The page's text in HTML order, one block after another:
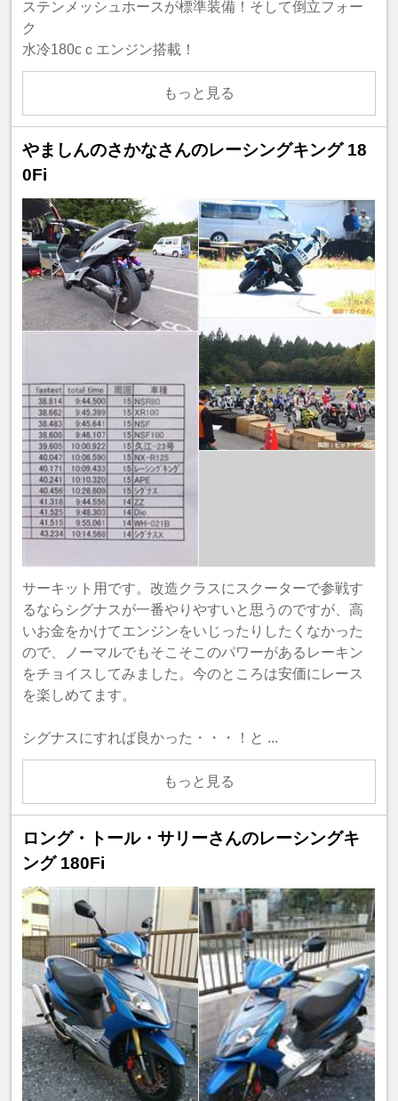
ステンメッシュホースが標準装備！そして倒立フォー
ク
水冷180cｃエンジン搭載！
もっと見る
やましんのさかなさんのレーシングキング 18
0Fi
サーキット用です。改造クラスにスクーターで参戦す
るならシグナスが一番やりやすいと思うのですが、高
いお金をかけてエンジンをいじったりしたくなかった
ので、ノーマルでもそこそこのパワーがあるレーキン
をチョイスしてみました。今のところは安価にレース
を楽しめてます。
シグナスにすれば良かった・・・！と ...
もっと見る
ロング・トール・サリーさんのレーシングキ
ング 180Fi